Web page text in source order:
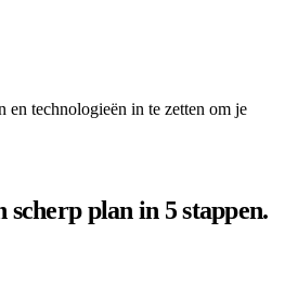
en technologieën in te zetten om je
scherp plan in 5 stappen.